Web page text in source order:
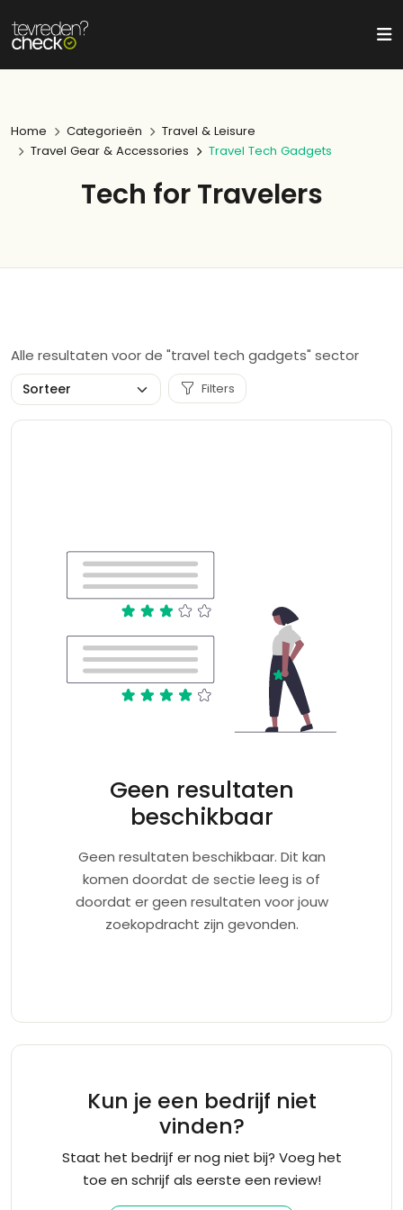
Home Categorieën
Travel & Leisure
Travel Gear & Accessories
Travel Tech Gadgets
Tech for Travelers
Alle resultaten voor de "travel tech gadgets" sector
Filters
Geen resultaten
beschikbaar
Geen resultaten beschikbaar. Dit kan
komen doordat de sectie leeg is of
doordat er geen resultaten voor jouw
zoekopdracht zijn gevonden.
Kun je een bedrijf niet
vinden?
Staat het bedrijf er nog niet bij? Voeg het
toe en schrijf als eerste een review!